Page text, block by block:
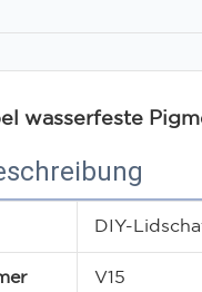
wasserfeste
DIY-
V15